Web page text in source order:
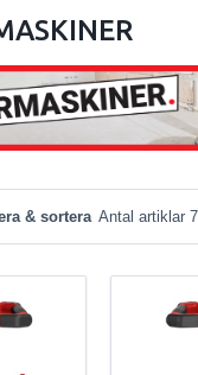
& sortera Antal artiklar 7